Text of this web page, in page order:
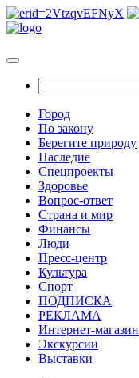
Город
По закону
Берегите природу
Наследие
Спецпроекты
Здоровье
Вопрос-ответ
Страна и мир
Финансы
Люди
Пресс-центр
Культура
Спорт
ПОДПИСКА
РЕКЛАМА
Интернет-магазин
Экскурсии
Выставки